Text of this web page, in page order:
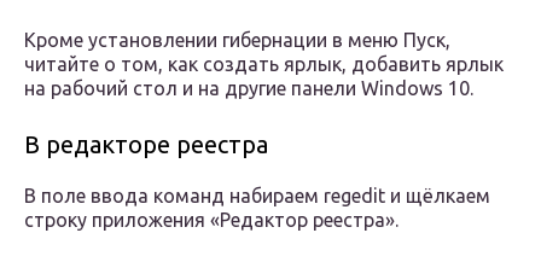
Кроме установлении гибернации в меню Пуск,
читайте о том, как создать ярлык, добавить ярлык
на рабочий стол и на другие панели Windows 10.
В редакторе реестра
В поле ввода команд набираем regedit и щёлкаем
строку приложения «Редактор реестра».